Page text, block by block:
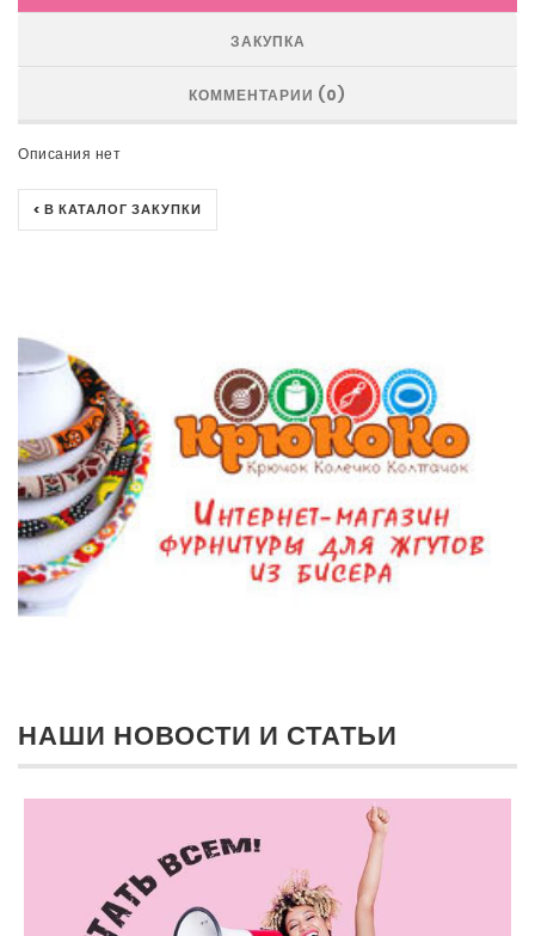
ЗАКУПКА
КОММЕНТАРИИ (0)
Описания нет
< В КАТАЛОГ ЗАКУПКИ
НАШИ НОВОСТИ И СТАТЬИ